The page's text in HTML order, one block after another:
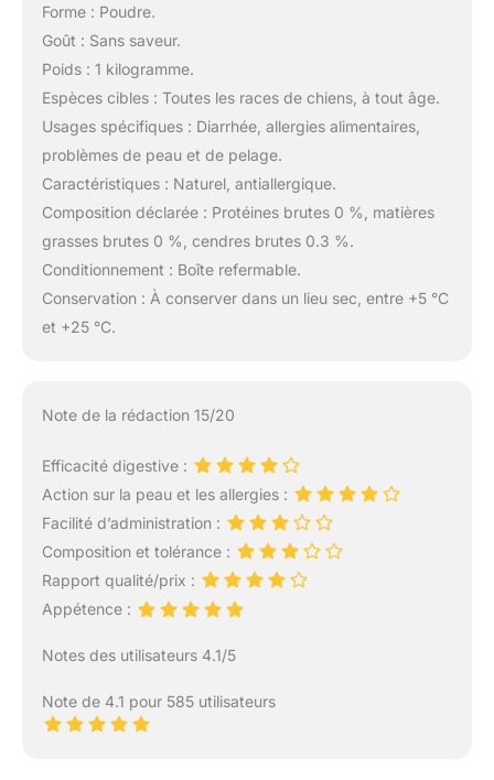
Forme : Poudre.
Goût : Sans saveur.
Poids : 1 kilogramme.
Espèces cibles : Toutes les races de chiens, à tout âge.
Usages spécifiques : Diarrhée, allergies alimentaires,
problèmes de peau et de pelage.
Caractéristiques : Naturel, antiallergique.
Composition déclarée : Protéines brutes 0 %, matières
grasses brutes 0 %, cendres brutes 0.3 %.
Conditionnement : Boîte refermable.
Conservation : À conserver dans un lieu sec, entre +5 °C
et +25 °C.
Note de la rédaction 15/20
Efficacité digestive :
Action sur la peau et les allergies :
Facilité d’administration :
Composition et tolérance :
Rapport qualité/prix :
Appétence :
Notes des utilisateurs 4.1/5
Note de 4.1 pour 585 utilisateurs